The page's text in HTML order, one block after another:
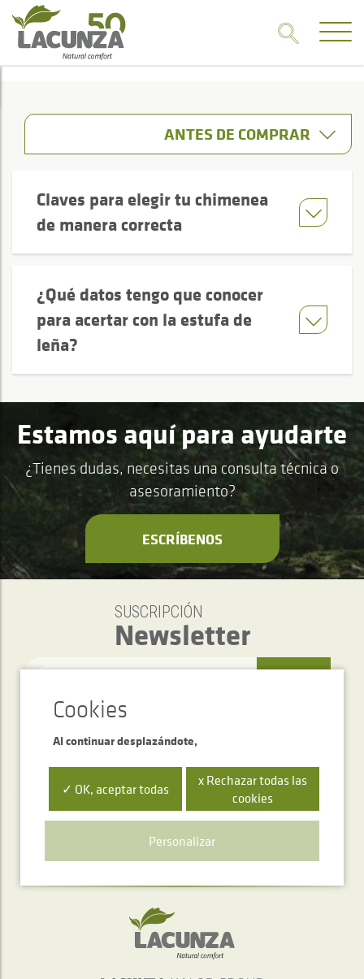
ANTES DE COMPRAR
Claves para elegir tu chimenea
de manera correcta
¿Qué datos tengo que conocer
para acertar con la estufa de
leña?
Estamos aquí para ayudarte
¿Tienes dudas, necesitas una consulta técnica o
asesoramiento?
ESCRÍBENOS
SUSCRIPCIÓN
Newsletter
+34 948 563 511
Al continuar desplazándote,
✓ OK, aceptar todas
x Rechazar todas las
cookies
Personalizar